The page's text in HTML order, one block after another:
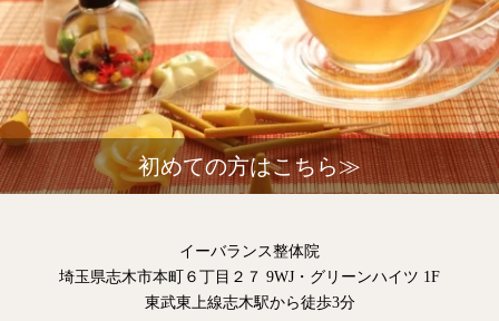
初めての方はこちら≫
イーバランス整体院
埼玉県志木市本町６丁目２７ 9WJ・グリーンハイツ 1F
東武東上線志木駅から徒歩3分